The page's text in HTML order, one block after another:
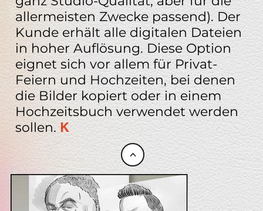
allermeisten Zwecke passend). Der
Kunde erhält alle digitalen Dateien
in hoher Auflösung. Diese Option
eignet sich vor allem für Privat-
Feiern und Hochzeiten, bei denen
die Bilder kopiert oder in einem
Hochzeitsbuch verwendet werden
sollen.K
<